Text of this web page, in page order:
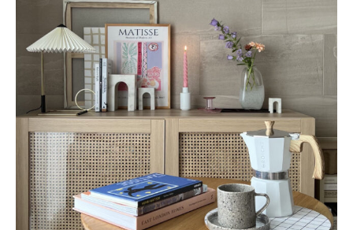
人気の記事
おすすめの記事
インテリア
日用品
キッチン
ギフト